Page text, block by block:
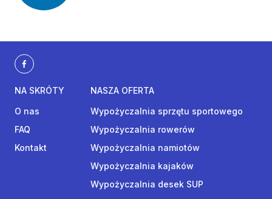
NA SKRÓTY
O nas
FAQ
Kontakt
NASZA OFERTA
Wypożyczalnia sprzętu sportowego
Wypożyczalnia rowerów
Wypożyczalnia namiotów
Wypożyczalnia kajaków
Wypożyczalnia desek SUP